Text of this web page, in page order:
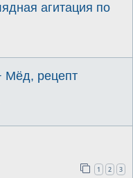
агитация по
Мёд, рецепт
1 2 3